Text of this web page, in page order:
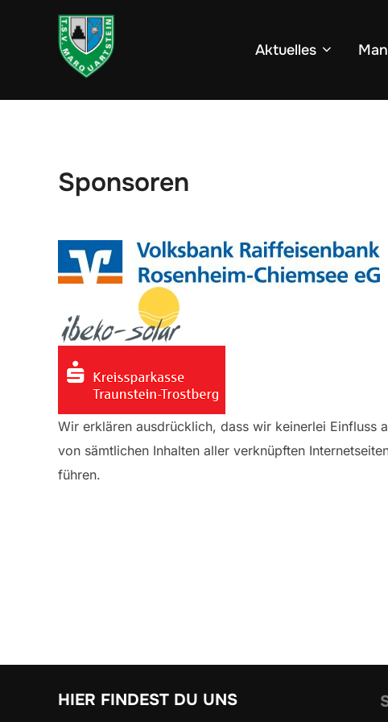
Aktuelles
Sponsoren
Wir erklären ausdrücklich, dass wir keinerlei Einfluss
von sämtlichen Inhalten aller verknüpften
führen.
HIER FINDEST DU UNS